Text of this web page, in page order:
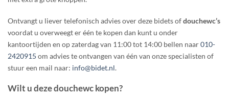
Ontvangt u liever telefonisch advies over deze bidets ofdouchewc’s
voordat u overweegt er één te kopen dan kunt u onder
kantoortijden en op zaterdag van 11:00 tot 14:00 bellen naar010-
2420915 om advies te ontvangen van één van onze specialisten of
stuur een mail naar: info@bidet.nl.
Wilt u dezedouchewckopen?